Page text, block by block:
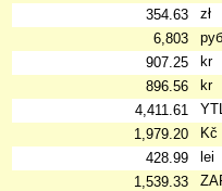
354.63
zł
6,803
руб
907.25
kr
896.56
kr
4,411.61
1,979.20
Kč
428.99
lei
1,539.33